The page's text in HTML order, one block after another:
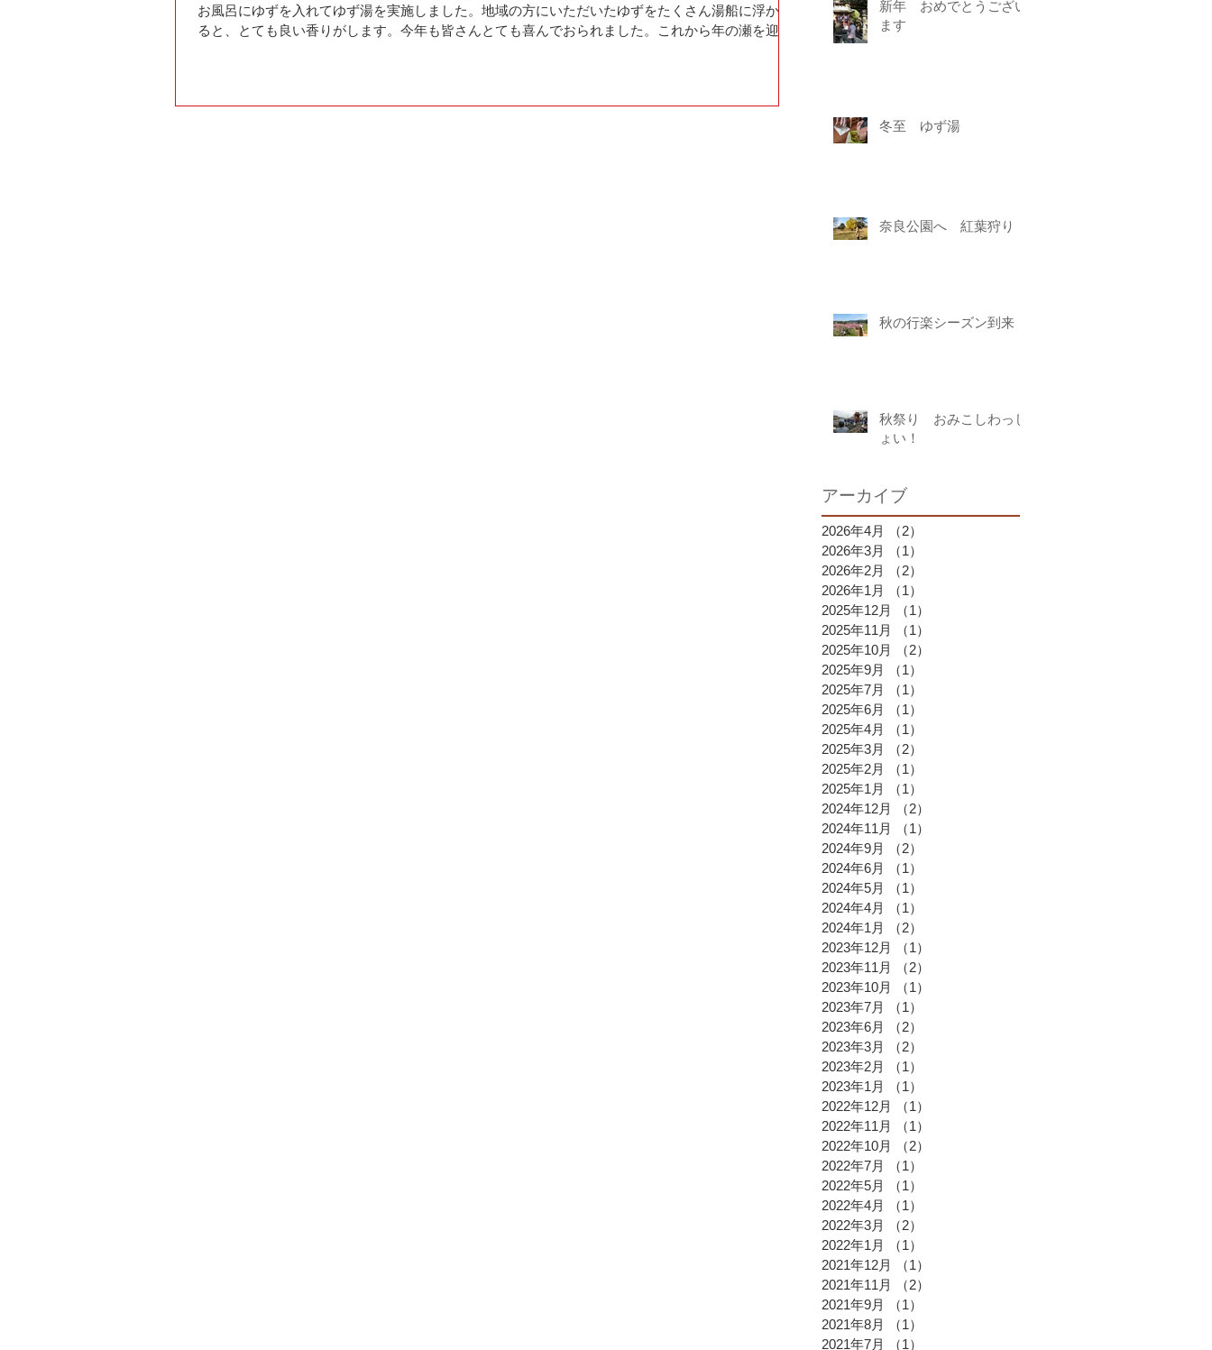
お風呂にゆずを入れてゆず湯を実施しました。地域の方にいただいたゆずをたくさん湯船に浮かべ
ると、とても良い香りがします。今年も皆さんとても喜んでおられました。これから年の瀬を迎え
新年 おめでとうござい
ます
冬至 ゆず湯
奈良公園へ 紅葉狩り
秋の行楽シーズン到来
秋祭り おみこしわっし
ょい！
アーカイブ
2026年4月 （2）
2026年3月
（1）
2026年2月
（2）
2026年1月
（1）
2025年12月
（1）
2025年11月
（1）
2025年10月
（2）
2025年9月
（1）
2025年7月
（1）
2025年6月
（1）
2025年4月
（1）
2025年3月
（2）
2025年2月
（1）
2025年1月
（1）
2024年12月
（2）
2024年11月
（1）
2024年9月
（2）
2024年6月
（1）
2024年5月
（1）
2024年4月
（1）
2024年1月
（2）
2023年12月
（1）
2023年11月
（2）
2023年10月
（1）
2023年7月
（1）
2023年6月
（2）
2023年3月
（2）
2023年2月
（1）
2023年1月
（1）
2022年12月
（1）
2022年11月
（1）
2022年10月
（2）
2022年7月
（1）
2022年5月
（1）
2022年4月
（1）
2022年3月
（2）
2022年1月
（1）
2021年12月
（1）
2021年11月
（2）
2021年9月
（1）
2021年8月
（1）
2021年7月
（1）